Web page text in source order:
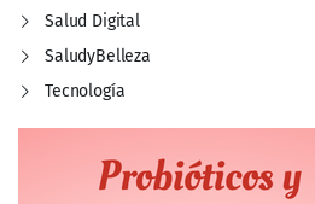
Salud Digital
SaludyBelleza
Tecnología